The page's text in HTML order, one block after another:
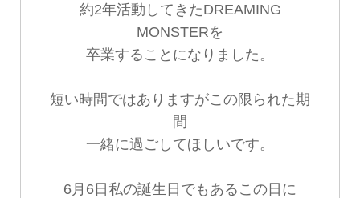
約2年活動してきたDREAMING
MONSTERを
卒業することになりました。
短い時間ではありますがこの限られた期
間
一緒に過ごしてほしいです。
6月6日私の誕生日でもあるこの日に